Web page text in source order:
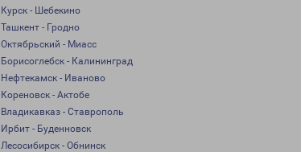
Курск - Шебекино
Ташкент - Гродно
Октябрьский - Миасс
Борисоглебск - Калининград
Нефтекамск - Иваново
Кореновск - Актобе
Владикавказ - Ставрополь
Ирбит - Буденновск
Лесосибирск - Обнинск